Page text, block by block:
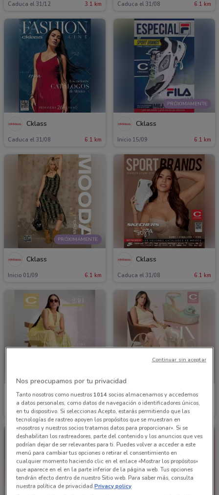
Caduca el 31/12 3.1 km Caduca el 31/08 6.1 km
Cklass
Caduca el 31/08 6.1 km
PRÓXIMAMENTE
Cklass
Inicio 15/09 6.1 km
PRÓXIMAMENTE
Cklass
Inicio 01/09 6.1 km
Cklass
Caduca el 31/08 6.1 km
Cklass
Caduca el 31/08 6.1 km
Cklass
Caduca el 31/12
Nos preocupamos por tu privacidad
Tanto nosotros como nuestros 1014socios almacenamos y accedemos
a datos personales, como datos de navegación o identificadores únicos,
en tu dispositivo. Si seleccionas Acepto, estarás permitiendo que las
tecnologías de rastreo apoyen los propósitos que se muestran en
«nosotros y nuestros socios tratamos datos para proporcionar». Si se
deshabilitan los rastreadores, parte del contenido y los anuncios que ves
podrían dejar de ser relevantes para ti. Puedes volver a acceder a este
menú para cambiar tus opciones o retirar el consentimiento en
cualquier momento haciendo clic en el enlace «Mostrar los propósitos»
que aparece en el en la parte inferior de la página web. Tus opciones
tendrán efecto dentro de nuestro Sitio web. Para saber más, consulta
nuestra política de privacidad.Privacy policy
Continuar sin aceptar